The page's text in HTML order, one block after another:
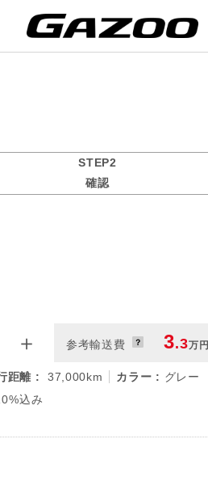
STEP2
確認
＋ 参考輸送費 3.3万円
距離 : 37,000km カラー : グレー
込み